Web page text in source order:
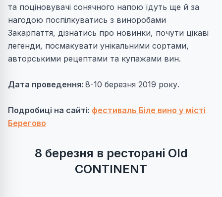
та поціновувачі сонячного напою їдуть ще й за
нагодою поспілкуватись з виноробами
Закарпаття, дізнатись про новинки, почути цікаві
легенди, посмакувати унікальними сортами,
авторськими рецептами та купажами вин.
Дата проведення: 8-10 березня 2019 року.
Подробиці на сайті: фестиваль Біле вино у місті
Берегово
8 березня в ресторані Old
CONTINENT